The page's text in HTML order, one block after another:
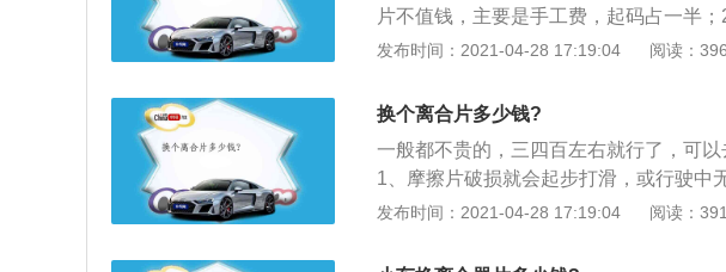
片不值钱，主要是手工费，起码占一半
的时候最好一起换了，离合器3件套，在
会出现离合器太重，异响等问题，这个时
发布时间：2021-04-28 17:19:04 阅读：
换个离合片多少钱?
一般都不贵的，三四百左右就行了，可
1、摩擦片破损就会起步打滑，或行驶中
加速不起来；2、压盘与摩擦片的关系是
到焦炭臭味，离合器片打滑，加速度不强
发布时间：2021-04-28 17:19:04 阅读：